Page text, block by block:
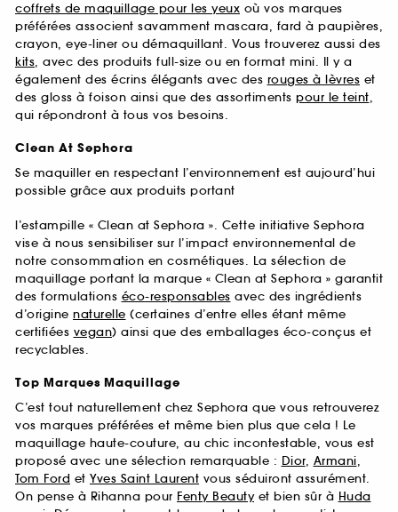
coffrets de maquillage pour les yeux où vos marques
préférées associent savamment mascara, fard à paupières,
crayon, eye-liner ou démaquillant. Vous trouverez aussi des
kits, avec des produits full-size ou en format mini. Il y a
également des écrins élégants avec des rouges à lèvres et
des gloss à foison ainsi que des assortiments pour le teint,
qui répondront à tous vos besoins.
Clean At Sephora
Se maquiller en respectant l’environnement est aujourd’hui
possible grâce aux produits portant
l’estampille « Clean at Sephora ». Cette initiative Sephora
vise à nous sensibiliser sur l’impact environnemental de
notre consommation en cosmétiques. La sélection de
maquillage portant la marque « Clean at Sephora » garantit
des formulations éco-responsables avec des ingrédients
d’origine naturelle (certaines d’entre elles étant même
certifiées vegan) ainsi que des emballages éco-conçus et
recyclables.
Top Marques Maquillage
C’est tout naturellement chez Sephora que vous retrouverez
vos marques préférées et même bien plus que cela ! Le
maquillage haute-couture, au chic incontestable, vous est
proposé avec une sélection remarquable : Dior, Armani,
Tom Ford et Yves Saint Laurent vous séduiront assurément.
On pense à Rihanna pour Fenty Beautyet bien sûr à Huda